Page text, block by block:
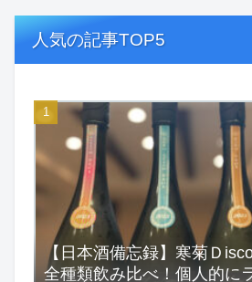
人気の記事TOP5
【日本酒備忘録】寒菊Ｄ
全種類飲み比べ！個人的に